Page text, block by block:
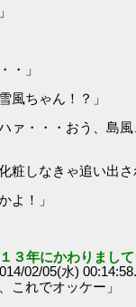
・」
風ちゃん！？」
ァ・・・おう、島
粧しなきゃ追い出さ
よ！」
３年にかわりまし
02/05(水)
これでオッケー」